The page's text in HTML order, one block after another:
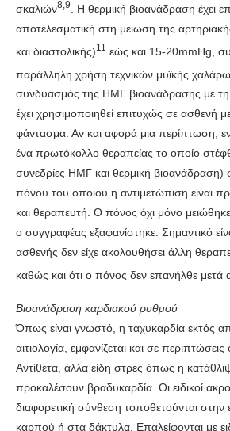
σκαλιών8,9
. Η θερμική βιοανάδραση έχει
αποτελεσματική στη μείωση της
και διαστολικής)11
εώς και 15-20mmHg,
παράλληλη χρήση τεχνικών μυϊκής
συνδυασμός της ΗΜΓ βιοανάδρασης με τη
έχει χρησιμοποιηθεί επιτυχώς σε ασθενή
φάντασμα. Αν και αφορά μια περίπτωση,
ένα πρωτόκολλο θεραπείας το οποίο
συνεδρίες ΗΜΓ και θερμική βιοανάδραση)
πόνου του οποίου η αντιμετώπιση είναι
και θεραπευτή. Ο πόνος όχι μόνο
ο συγγραφέας εξαφανίστηκε. Σημαντικό
ασθενής δεν είχε ακολουθήσει άλλη
καθώς και ότι ο πόνος δεν επανήλθε μετά
Βιοανάδραση καρδιακού ρυθμού
Όπως είναι γνωστό, η ταχυκαρδία εκτός
αιτιολογία, εμφανίζεται και σε
Αντίθετα, άλλα είδη στρες όπως η
προκαλέσουν βραδυκαρδία. Οι ειδικοί
διαφορετική σύνθεση τοποθετούνται στην
καρπού ή στα δάκτυλα. Επαλείφονται με